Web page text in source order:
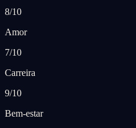
8/10
Amor
7/10
Carreira
9/10
Bem-estar